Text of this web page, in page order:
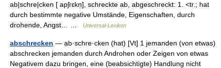
ab|schre|cken [ apʃrɛkn̩], schreckte ab, abgeschreckt: 1. <tr.; hat
durch bestimmte negative Umstände, Eigenschaften, durch
drohende, Angst… …
Universal-Lexikon
abschrecken — ạb·schre·cken (hat) [Vt] 1 jemanden (von etwas)
abschrecken jemanden durch Androhen oder Zeigen von etwas
Negativem dazu bringen, eine (beabsichtigte) Handlung nicht